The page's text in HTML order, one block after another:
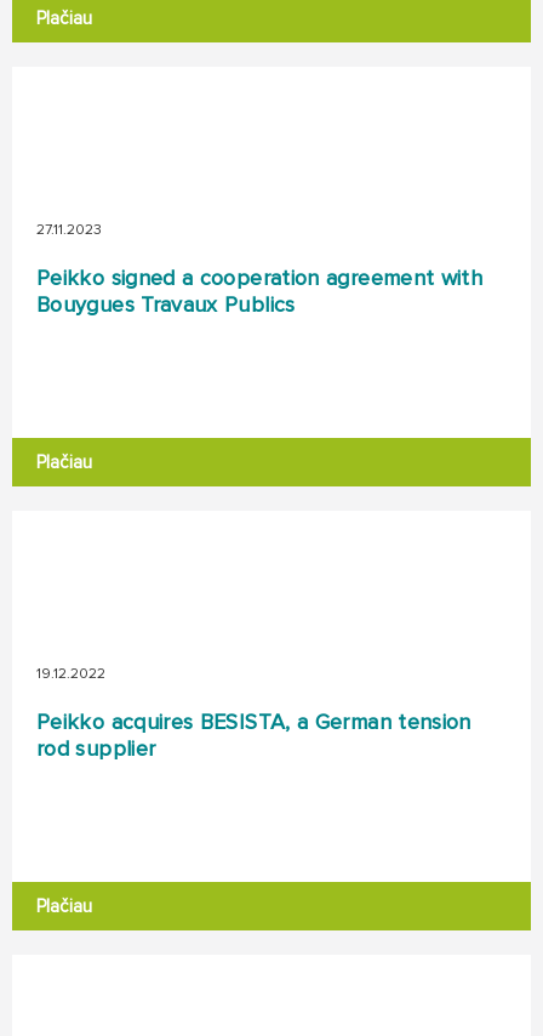
Plačiau
27.11.2023
Peikko signed a cooperation agreement with
Bouygues Travaux Publics
Plačiau
19.12.2022
Peikko acquires BESISTA, a German tension
rod supplier
Plačiau